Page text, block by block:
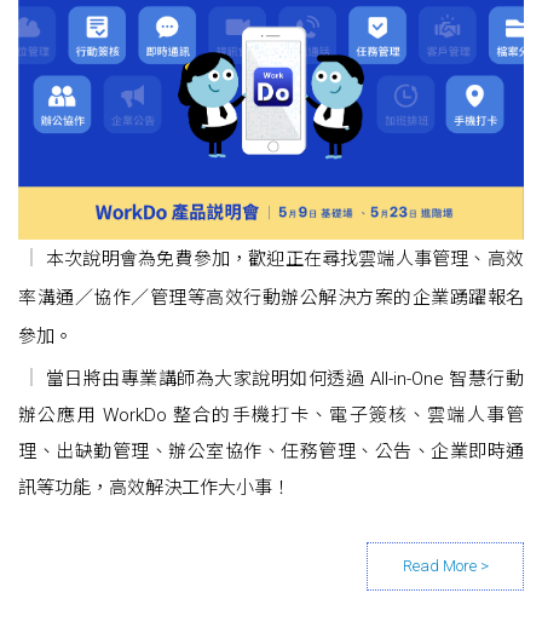
本次說明會為免費參加，歡迎正在尋找雲端人事管理、高效
率溝通／協作／管理等高效行動辦公解決方案的企業踴躍報名
參加。
當日將由專業講師為大家說明如何透過 All-in-One 智慧行動
辦公應用 WorkDo 整合的手機打卡、電子簽核、雲端人事管
理、出缺勤管理、辦公室協作、任務管理、公告、企業即時通
訊等功能，高效解決工作大小事！